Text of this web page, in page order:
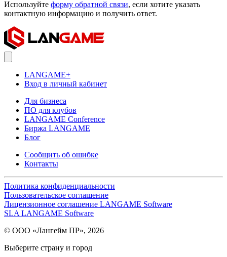
Используйте форму обратной связи, если хотите указать
контактную информацию и получить ответ.
LANGAME+
Вход в личный кабинет
Для бизнеса
ПО для клубов
LANGAME Conference
Биржа LANGAME
Блог
Сообщить об ошибке
Контакты
Политика конфиденциальности
Пользовательское соглашение
Лицензионное соглашение LANGAME Software
SLA LANGAME Software
© ООО «Лангейм ПР», 2026
Выберите страну и город